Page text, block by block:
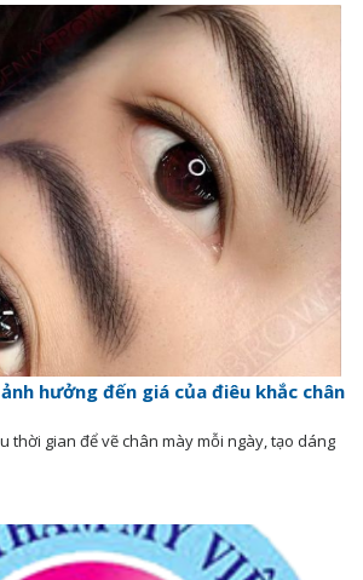
hưởng đến giá của điêu khắc chân
thời gian để vẽ chân mày mỗi ngày, tạo dáng